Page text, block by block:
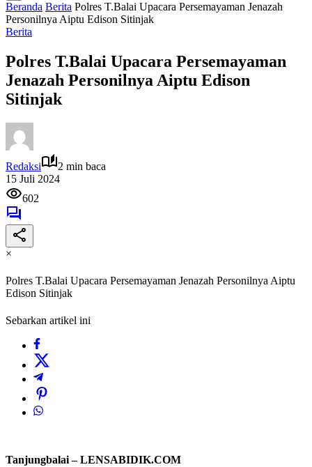
Beranda Berita Polres T.Balai Upacara Persemayaman Jenazah
Personilnya Aiptu Edison Sitinjak
Berita
Polres T.Balai Upacara Persemayaman
Jenazah Personilnya Aiptu Edison
Sitinjak
Redaksi
2 min baca
15 Juli 2024
602
×
Polres T.Balai Upacara Persemayaman Jenazah Personilnya Aiptu
Edison Sitinjak
Sebarkan artikel ini
Tanjungbalai – LENSABIDIK.COM